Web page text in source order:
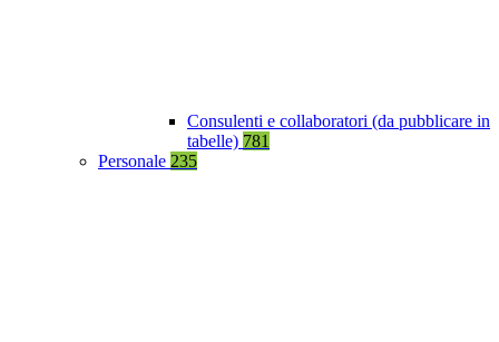
Consulenti e collaboratori (da pubblicare in
tabelle) 781
Personale 235